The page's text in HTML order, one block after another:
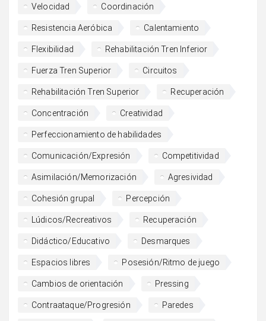
Velocidad Coordinación
Resistencia Aeróbica Calentamiento
Flexibilidad Rehabilitación Tren Inferior
Fuerza Tren Superior Circuitos
Rehabilitación Tren Superior Recuperación
Concentración Creatividad
Perfeccionamiento de habilidades
Comunicación/Expresión Competitividad
Asimilación/Memorización Agresividad
Cohesión grupal Percepción
Lúdicos/Recreativos Recuperación
Didáctico/Educativo Desmarques
Espacios libres Posesión/Ritmo de juego
Cambios de orientación Pressing
Contraataque/Progresión Paredes